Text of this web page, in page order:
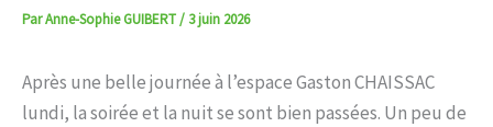
ParAnne-Sophie GUIBERT/ 3 juin 2026
Après une belle journée à l’espace Gaston CHAISSAC
lundi, la soirée et la nuit se sont bien passées. Un peu de